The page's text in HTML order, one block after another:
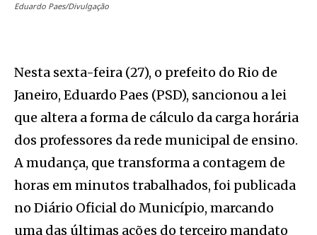
Eduardo Paes/Divulgação
Nesta sexta-feira (27), o prefeito do Rio de
Janeiro, Eduardo Paes (PSD), sancionou a lei
que altera a forma de cálculo da carga horária
dos professores da rede municipal de ensino.
A mudança, que transforma a contagem de
horas em minutos trabalhados, foi publicada
no Diário Oficial do Município, marcando
uma das últimas ações do terceiro mandato